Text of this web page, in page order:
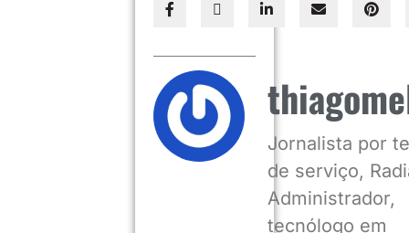
Jornalista por
de serviço,
Administrador,
tecnólogo em